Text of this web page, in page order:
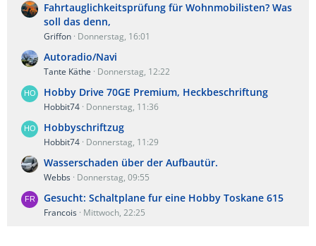
Fahrtauglichkeitsprüfung für Wohnmobilisten? Was
soll das denn,
Griffon Donnerstag, 16:01
Autoradio/Navi
Tante Käthe Donnerstag, 12:22
Hobby Drive 70GE Premium, Heckbeschriftung
Hobbit74 Donnerstag, 11:36
Hobbyschriftzug
Hobbit74 Donnerstag, 11:29
Wasserschaden über der Aufbautür.
Webbs Donnerstag, 09:55
Gesucht: Schaltplane fur eine Hobby Toskane 615
Francois Mittwoch, 22:25